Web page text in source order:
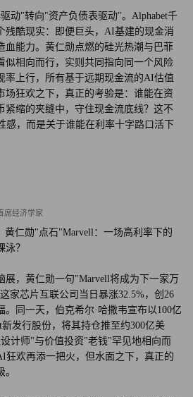
货币政策的边际转向无疑正在从背
当Alphabet都需要靠股权融资来维
整个AI链条对利率的敏感度已经被
对贴现率的容忍度，就离流动性的
可以变成真金白银的市值搬运。但
动"转向"资产负债表驱动"。Alphabet千
残酷现实：即便巨头，AI基建的现金消
血能力。黄仁勋点燃的硅光热潮与巴菲
似相向而行，实则共同指向同一个风险
上行，所有基于远期现金流的AI估值
场狂欢之下，真正的考验是：谁能在资
紧缩的夹缝中，守住现金流底线？这不
感，而是关于谁能在利率十字路口活下
席经济学家
黄仁勋"点石"Marvell：一场高利率下的
？
展，黄仁勋一句"Marvell将成为下一家万
家芯片互联公司当日暴涨32.5%，创26
。同一天，伯克希尔·哈撒韦宣布以100亿
新发行股份，将其持仓推至约300亿美
计师"与价值投资"老钱"罕见地相向而
狂欢再添一把火，但水面之下，真正的